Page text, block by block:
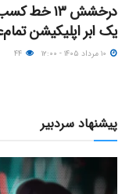
یک ابر اپلیکیشن
پیشنهاد سردبیر